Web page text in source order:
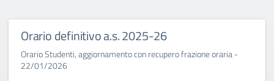
Orario definitivo a.s. 2025-26
Orario Studenti, aggiornamento con recupero frazione oraria -
22/01/2026